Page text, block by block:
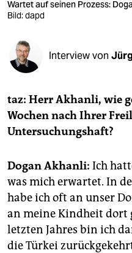
veranstaltungen
fragen & hilfe
unterstützen
abo
genossenschaft
Wartet auf seinen Prozess:
Bild: dapd
Interview von
taz: Herr Akhanli, wie
Wochen nach Ihrer
Untersuchungshaft?
Dogan Akhanli: Ich
was mich erwartet. In
habe ich oft an unser
an meine Kindheit dort
letzten Jahres bin ich
die Türkei